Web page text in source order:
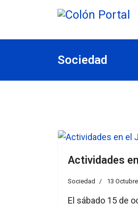
Sociedad
Actividades
Sociedad 13
El sábado 15 de